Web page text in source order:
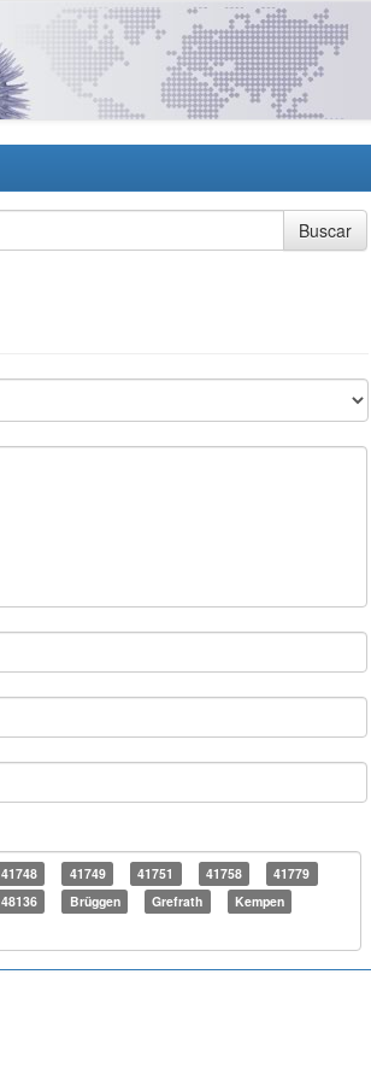
41748 41749 41751 41758
41779
48136 Brüggen Grefrath
Kempen